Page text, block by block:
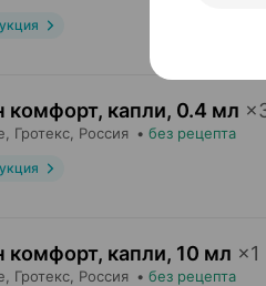
комфорт, капли, 0.4 мл ×
Гротекс , Россия • без рецепта
комфорт, капли, 10 мл ×1
Гротекс , Россия • без рецепта